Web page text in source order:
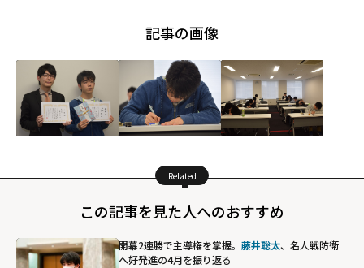
記事の画像
Related
この記事を見た人へのおすすめ
開幕2連勝で主導権を掌握。 藤井聡太、名人戦防衛
へ好発進の4月を振り返る